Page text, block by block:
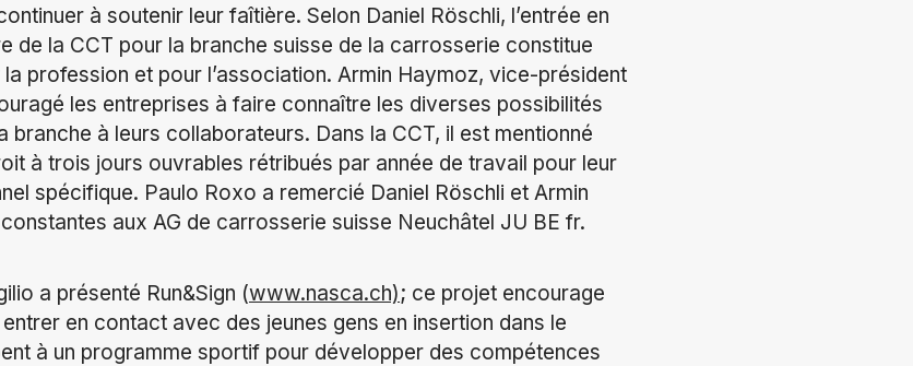
à soutenir leur faîtière. Selon Daniel Röschli, l’entrée en
de la CCT pour la branche suisse de la carrosserie constitue
profession et pour l’association. Armin Haymoz, vice-président
les entreprises à faire connaître les diverses possibilités
branche à leurs collaborateurs. Dans la CCT, il est mentionné
à trois jours ouvrables rétribués par année de travail pour leur
spécifique. Paulo Roxo a remercié Daniel Röschli et Armin
aux AG de carrosserie suisse Neuchâtel JU BE fr.
a présenté Run&Sign (www.nasca.ch); ce projet encourage
en contact avec des jeunes gens en insertion dans le
à un programme sportif pour développer des compétences